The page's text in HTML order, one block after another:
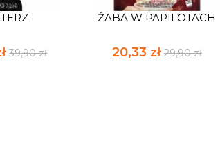
39,90 zł
ŻABA W PAPILOTACH
20,33 zł 29,90 zł